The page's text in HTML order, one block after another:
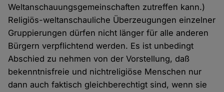
Weltanschauungsgemeinschaften zutreffen kann.)
Religiös-weltanschauliche Überzeugungen einzelner
Gruppierungen dürfen nicht länger für alle anderen
Bürgern verpflichtend werden. Es ist unbedingt
Abschied zu nehmen von der Vorstellung, daß
bekenntnisfreie und nichtreligiöse Menschen nur
dann auch faktisch gleichberechtigt sind, wenn sie